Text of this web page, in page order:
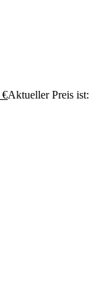
€Aktueller Preis ist: